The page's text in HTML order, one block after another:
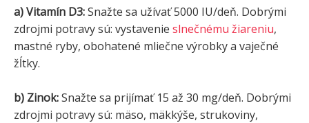
a) Vitamín D3:Snažte sa užívať 5000 IU/deň. Dobrými
zdrojmi potravy sú: vystavenie slnečnému žiareniu,
mastné ryby, obohatené mliečne výrobky a vaječné
žĺtky.
b) Zinok:Snažte sa prijímať 15 až 30 mg/deň. Dobrými
zdrojmi potravy sú: mäso, mäkkýše, strukoviny,